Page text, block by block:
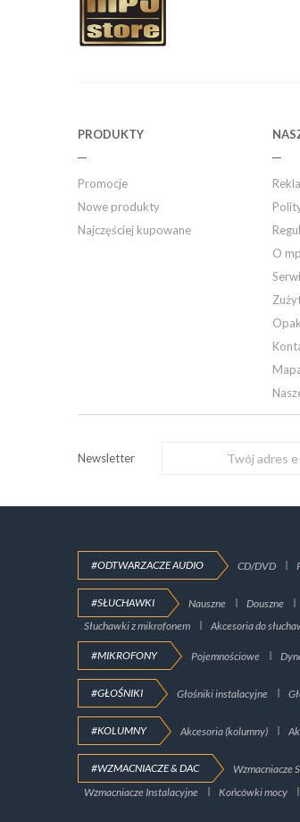
PRODUKTY
Promocje
Nowe produkty
Najczęściej kupowane
O
Newsletter
#ODTWARZACZE AUDIO CD/DVD
#SŁUCHAWKI Nauszne Douszne
Słuchawki z mikrofonem
Akcesoria do
#MIKROFONY Pojemnościowe
#GŁOŚNIKI Głośniki instalacyjne
#KOLUMNY Akcesoria (kolumny)
#WZMACNIACZE & DAC Wzmacniacze
Wzmacniacze Instalacyjne
Końcówki mocy